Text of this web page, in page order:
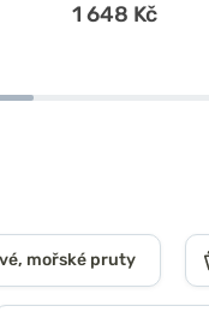
1 648 Kč
mořské pruty